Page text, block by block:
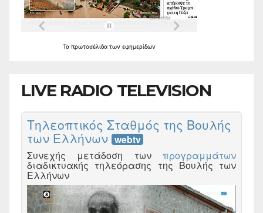
Τα πρωτοσέλιδα των εφημερίδων
LIVE RADIO TELEVISION